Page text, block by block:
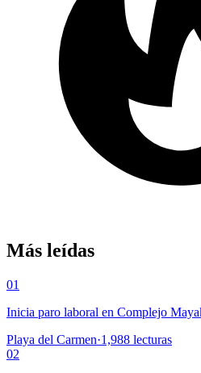
Más leídas
01
Inicia paro laboral en Complejo
Playa del Carmen·1,988 lecturas
02